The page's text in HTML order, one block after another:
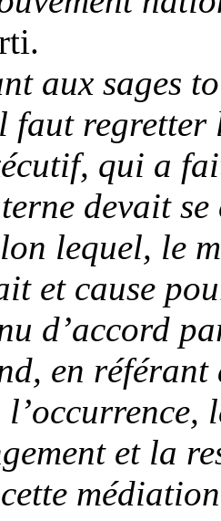
aux sages
regretter
qui a
devait
lequel, le
et cause
d’accord
en
et la